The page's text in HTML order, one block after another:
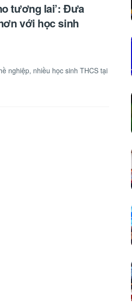
tương lai’: Đưa
với học sinh
nghiệp, nhiều học sinh THCS tại